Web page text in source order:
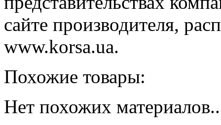
сайте производителя,
www.korsa.ua.
Похожие товары:
Нет похожих